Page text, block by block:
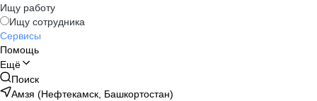
Ищу работу
Ищу сотрудника
Сервисы
Помощь
Ещё
Поиск
Амзя (Нефтекамск, Башкортостан)